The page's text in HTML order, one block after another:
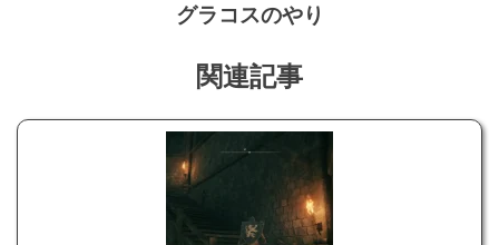
グラコスのやり
関連記事